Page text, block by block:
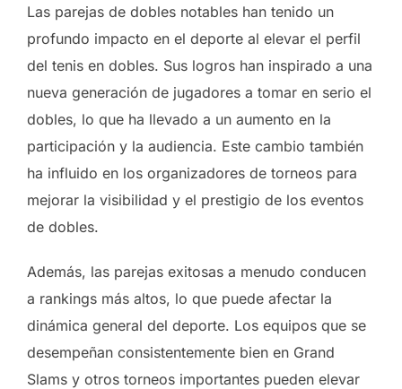
Las parejas de dobles notables han tenido un
profundo impacto en el deporte al elevar el perfil
del tenis en dobles. Sus logros han inspirado a una
nueva generación de jugadores a tomar en serio el
dobles, lo que ha llevado a un aumento en la
participación y la audiencia. Este cambio también
ha influido en los organizadores de torneos para
mejorar la visibilidad y el prestigio de los eventos
de dobles.
Además, las parejas exitosas a menudo conducen
a rankings más altos, lo que puede afectar la
dinámica general del deporte. Los equipos que se
desempeñan consistentemente bien en Grand
Slams y otros torneos importantes pueden elevar